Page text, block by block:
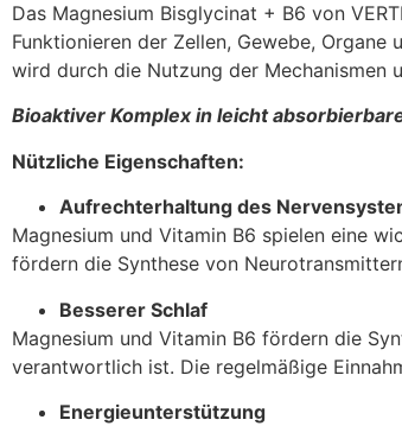
Das Magnesium Bisglycinat + B6 von
Funktionieren der Zellen, Gewebe,
wird durch die Nutzung der Mechanismen
Bioaktiver Komplex in leicht
Nützliche Eigenschaften:
Aufrechterhaltung des
Magnesium und Vitamin B6 spielen eine
fördern die Synthese von
Besserer Schlaf
Magnesium und Vitamin B6 fördern die
verantwortlich ist. Die regelmäßige
Energieunterstützung